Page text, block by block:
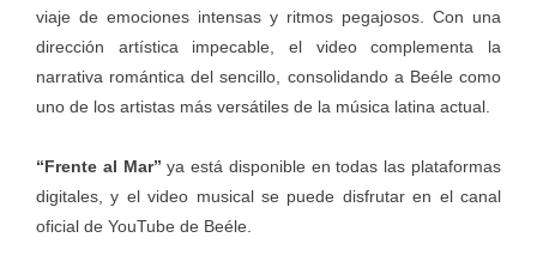
viaje de emociones intensas y ritmos pegajosos. Con una
dirección artística impecable, el video complementa la
narrativa romántica del sencillo, consolidando a Beéle como
uno de los artistas más versátiles de la música latina actual.
“Frente al Mar” ya está disponible en todas las plataformas
digitales, y el video musical se puede disfrutar en el canal
oficial de YouTube de Beéle.